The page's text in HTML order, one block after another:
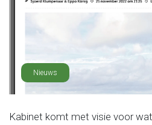
Nieuws
Kabinet komt met visie voor